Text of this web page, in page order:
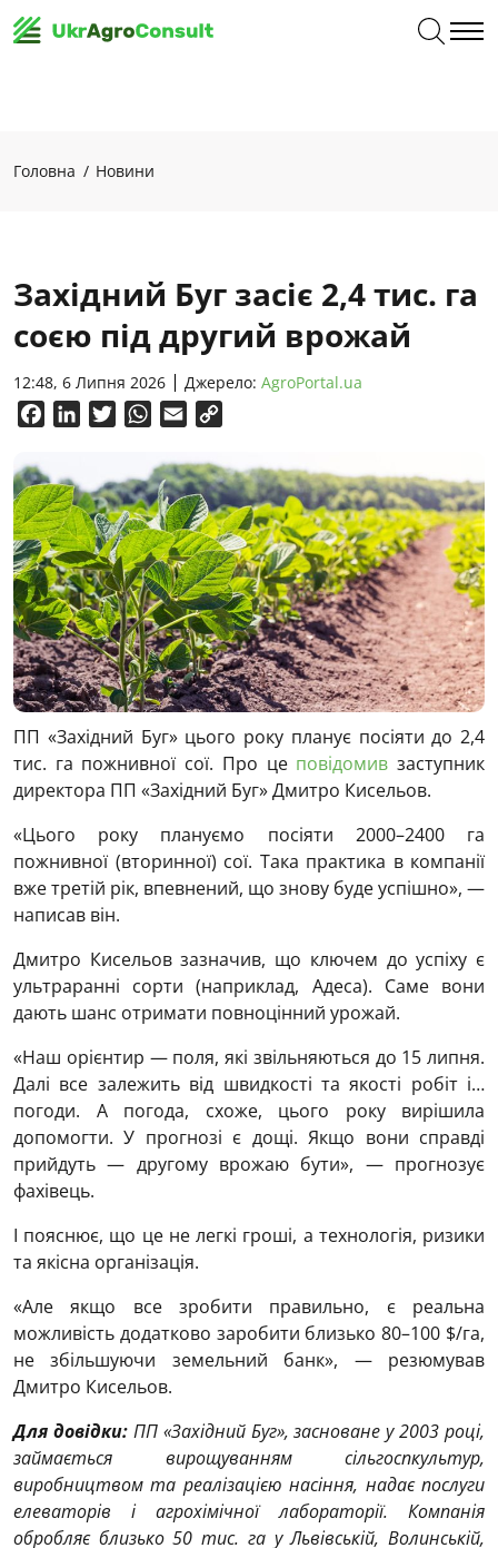
Головна Новини
Західний Буг засіє 2,4 тис. га
соєю під другий врожай
12:48, 6 Липня 2026 Джерело: AgroPortal.ua
FacebookLinkedInTwitterWhatsApp
Email
ПП «Західний Буг» цього року планує посіяти до 2,4
тис. га пожнивної сої. Про це повідомив заступник
директора ПП «Західний Буг» Дмитро Кисельов.
«Цього року плануємо посіяти 2000–2400 га
пожнивної (вторинної) сої. Така практика в компанії
вже третій рік, впевнений, що знову буде успішно», —
написав він.
Дмитро Кисельов зазначив, що ключем до успіху є
ультраранні сорти (наприклад, Адеса). Саме вони
дають шанс отримати повноцінний урожай.
«Наш орієнтир — поля, які звільняються до 15 липня.
Далі все залежить від швидкості та якості робіт і…
погоди. А погода, схоже, цього року вирішила
допомогти. У прогнозі є дощі. Якщо вони справді
прийдуть — другому врожаю бути», — прогнозує
фахівець.
І пояснює, що це не легкі гроші, а технологія, ризики
та якісна організація.
«Але якщо все зробити правильно, є реальна
можливість додатково заробити близько 80–100 $/га,
не збільшуючи земельний банк», — резюмував
Дмитро Кисельов.
Для довідки: ПП «Західний Буг», засноване у 2003 році,
займається вирощуванням сільгоспкультур,
виробництвом та реалізацією насіння, надає послуги
елеваторів і агрохімічної лабораторії. Компанія
обробляє близько 50 тис. га у Львівській, Волинській,